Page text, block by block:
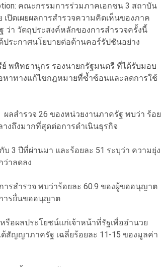
คณะกรรมการร่วมภาคเอกชน 3 สถาบัน
ปิดเผยผลการสำรวจความคิดเห็นของภาค
ว่า วัตถุประสงค์หลักของการสำรวจครั้งนี้
ระกาศนโยบายต่อต้านคอร์รัปชันอย่าง
พหิทธานุกร รองนายกรัฐมนตรี ที่ได้รับมอบ
าทางแก้ไขกฎหมายที่ซ้ำซ้อนและลดการใช้
ลสำรวจ 26 ของหน่วยงานภาครัฐ พบว่า ร้อย
งถึงมากที่สุดต่อการดำเนินธุรกิจ
3 ปีที่ผ่านมา และร้อยละ 51 ระบุว่า ความยุ่ง
ว่าลดลง
รสำรวจ พบว่าร้อยละ 60.9 ของผู้ขออนุญาต
ารยื่นขออนุญาต
รือผลประโยชน์แก่เจ้าหน้าที่รัฐเพื่ออำนวย
ด้สัญญาภาครัฐ เฉลี่ยร้อยละ 11-15 ของมูลค่า